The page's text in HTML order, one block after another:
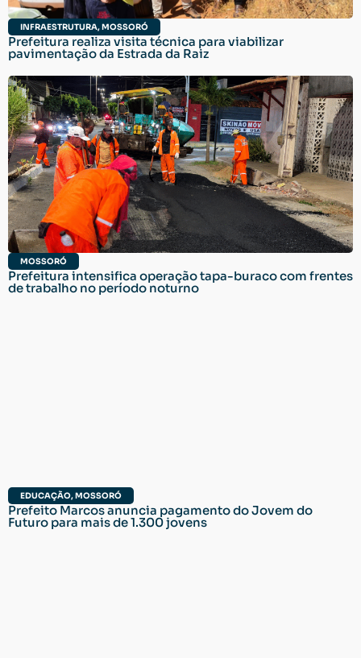
INFRAESTRUTURA,MOSSORÓ
Prefeitura realiza visita técnica para viabilizar
pavimentação da Estrada da Raiz
MOSSORÓ
Prefeitura intensifica operação tapa-buraco com frentes
de trabalho no período noturno
EDUCAÇÃO,MOSSORÓ
Prefeito Marcos anuncia pagamento do Jovem do
Futuro para mais de 1.300 jovens